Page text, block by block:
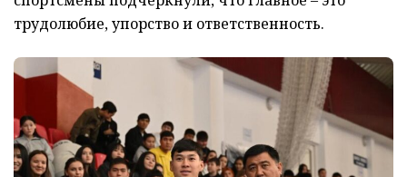
трудолюбие, упорство и ответственность.